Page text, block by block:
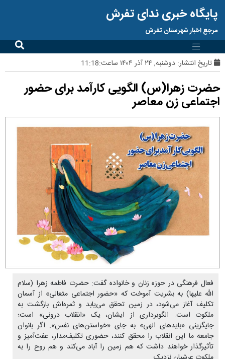
پایگاه خبری ندای تفرش
مرجع اخبار شهرستان تفرش
تاریخ انتشار: دوشنبه, ۲۴ آذر ۱۴۰۴ ساعت:11:18
حضرت زهرا(س) الگویی کارآمد برای حضور
اجتماعی زن معاصر
فعال فرهنگی در حوزه زنان و خانواده گفت: حضرت فاطمه زهرا (سلام
الله علیها) به بشریت آموخت که «حضور اجتماعی متعالی» از آسمان
تکلیف آغاز می‌شود، در زمین تحقق می‌یابد و ثمره‌اش بازگشت به
ملکوت است. الگوبرداری از ایشان، یک «انقلاب درونی» است؛
جایگزینی «بایدهای الهی» به جای «خواستن‌های نفس». اگر بانوان
جامعه ما این انقلاب را محقق کنند، حضوری تکلیف‌مدار، عفت‌آمیز و
تأثیرگذار خواهند داشت که هم زمین را آباد می‌کند و هم روح را به